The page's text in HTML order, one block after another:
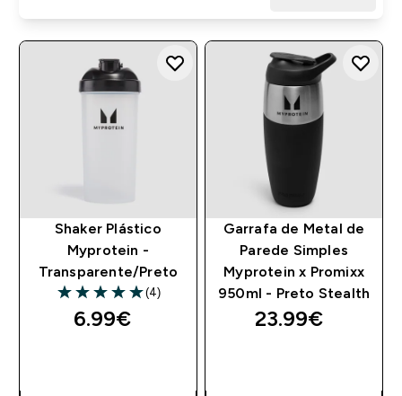
Shaker Plástico
Myprotein -
Transparente/Preto
5 out of 5 stars
(4)
6.99€‎
Garrafa de Metal de
Parede Simples
Myprotein x Promixx
950ml - Preto Stealth
23.99€‎